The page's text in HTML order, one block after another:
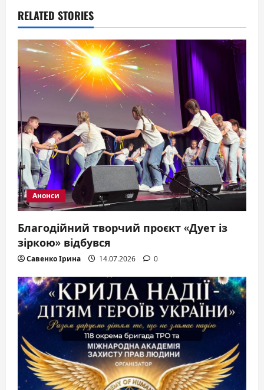
i
g
a
t
i
o
n
RELATED STORIES
Анонси
Благодійний творчий проєкт «Дует із
зіркою» відбувся
Савенко Ірина 14.07.2026 0